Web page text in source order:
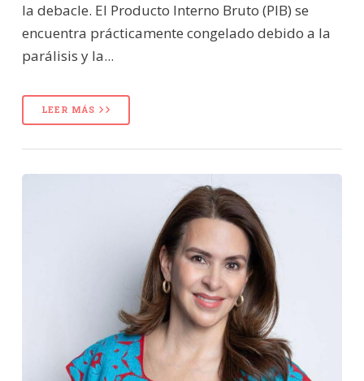
la debacle. El Producto Interno Bruto (PIB) se
encuentra prácticamente congelado debido a la
parálisis y la...
LEER MÁS